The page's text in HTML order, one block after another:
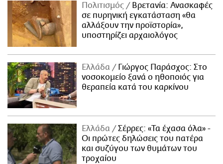
Πολιτισμός
Βρετανία: Ανασκαφές
σε πυρηνική εγκατάσταση «θα
αλλάξουν την προϊστορία»,
υποστηρίζει αρχαιολόγος
Ελλάδα
Γιώργος Παράσχος: Στο
νοσοκομείο ξανά ο ηθοποιός για
θεραπεία κατά του καρκίνου
Ελλάδα
Σέρρες: «Τα έχασα όλα» -
Οι πρώτες δηλώσεις του πατέρα
και συζύγου των θυμάτων του
τροχαίου